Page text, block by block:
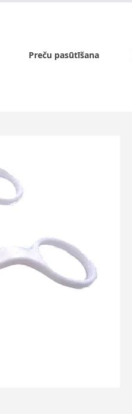
Preču pasūtīšana